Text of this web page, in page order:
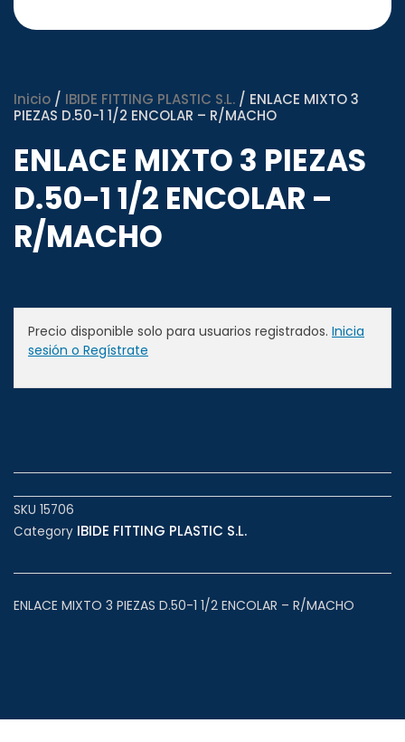
Inicio / IBIDE FITTING PLASTIC S.L. / ENLACE MIXTO 3
PIEZAS D.50-1 1/2 ENCOLAR – R/MACHO
ENLACE MIXTO 3 PIEZAS
D.50-1 1/2 ENCOLAR –
R/MACHO
Precio disponible solo para usuarios registrados. Inicia
sesión o Regístrate
SKU 15706
Category IBIDE FITTING PLASTIC S.L.
ENLACE MIXTO 3 PIEZAS D.50-1 1/2 ENCOLAR – R/MACHO